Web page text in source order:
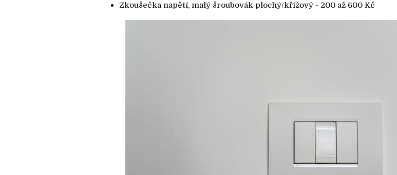
Zkoušečka napětí, malý šroubovák plochý/křížový - 200 až 600 Kč